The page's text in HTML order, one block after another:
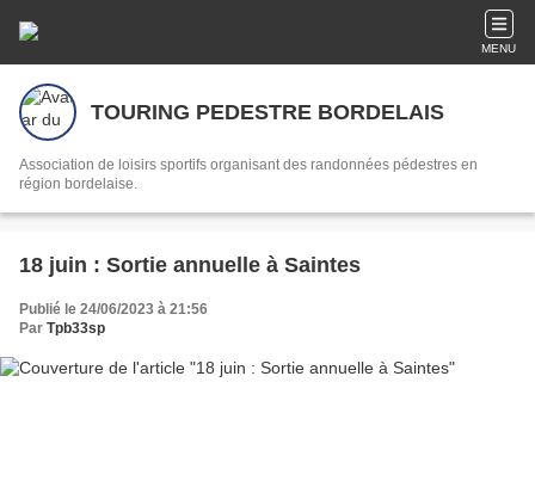
MENU
TOURING PEDESTRE BORDELAIS
Association de loisirs sportifs organisant des randonnées pédestres en
région bordelaise.
18 juin : Sortie annuelle à Saintes
Publié le 24/06/2023 à 21:56
Par Tpb33sp